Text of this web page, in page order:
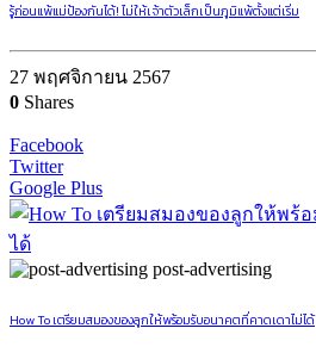
รู้ก่อนแพ้แม่ป้องกันได้! ไม่ให้เจ้าตัวเล็กเป็นภูมิแพ้ตั้งแต่เริ่ม
27 พฤศจิกายน 2567
0 Shares
Facebook
Twitter
Google Plus
post-advertising
How To เตรียมสมองของลูกให้พร้อมรับอนาคตที่คาดเดาไม่ได้